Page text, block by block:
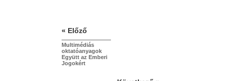
« Előző
Multimédiás
oktatóanyagok
Együtt az Emberi
Jogokért